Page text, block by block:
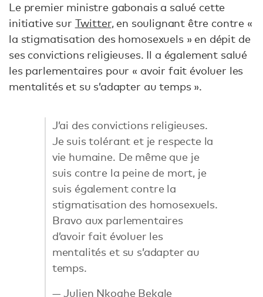
Le premier ministre gabonais a salué cette
initiative sur Twitter, en soulignant être contre «
la stigmatisation des homosexuels » en dépit de
ses convictions religieuses. Il a également salué
les parlementaires pour « avoir fait évoluer les
mentalités et su s’adapter au temps ».
J’ai des convictions religieuses.
Je suis tolérant et je respecte la
vie humaine. De même que je
suis contre la peine de mort, je
suis également contre la
stigmatisation des homosexuels.
Bravo aux parlementaires
d’avoir fait évoluer les
mentalités et su s’adapter au
temps.
— Julien Nkoghe Bekale